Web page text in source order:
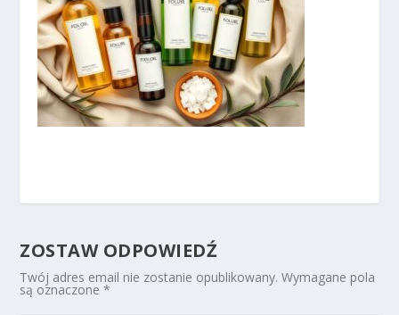
ZOSTAW ODPOWIEDŹ
Twój adres email nie zostanie opublikowany. Wymagane pola
są oznaczone*